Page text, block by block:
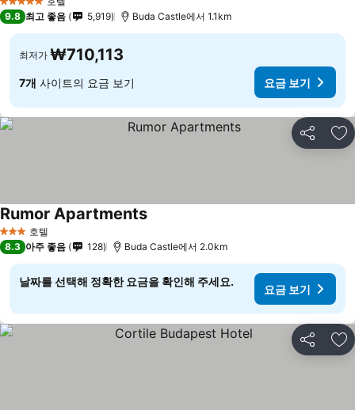
5 성급
9.8 최고 좋음 5,919 Buda Castle에서 1.1km
최저가 ₩710,113
7개 사이트의 요금 보기 요금 보기
공유 즐
3 성급 호텔
Rumor Apartments
8.3 아주 좋음 128 Buda Castle에서 2.0km
날짜를 선택해 정확한 요금을 확인해 주세요.
요금 보기
공유 즐